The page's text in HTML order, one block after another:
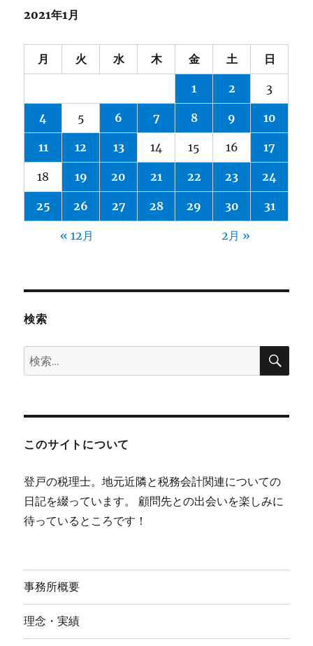
2021年1月
月 火 水 木 金 土 日
1 2 3
4 5 6 7 8 9 10
11 12 13 14 15 16 17
18 19 20 21 22 23 24
25 26 27 28 29 30 31
« 12月 2月 »
検索
検
索:
検
このサイトについて
登戸の税理士。地元近隣と税務会計関連についての
日記を綴っています。 顧問先との出会いを楽しみに
待っているところです！
事務所概要
理念・実績